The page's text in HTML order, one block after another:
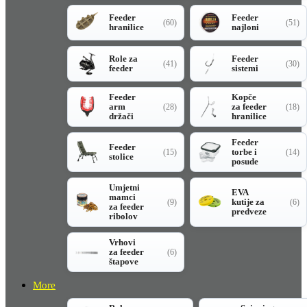
Feeder
hranilice
(60)
Feeder
najloni
(51)
Role za
feeder
(41)
Feeder
sistemi
(30)
Feeder
arm
držači
(28)
Kopče
za feeder
hranilice
(18)
Feeder
stolice
(15)
Feeder
torbe i
posude
(14)
Umjetni
mamci
za feeder
ribolov
(9)
EVA
kutije za
predveze
(6)
Vrhovi
za feeder
štapove
(6)
More